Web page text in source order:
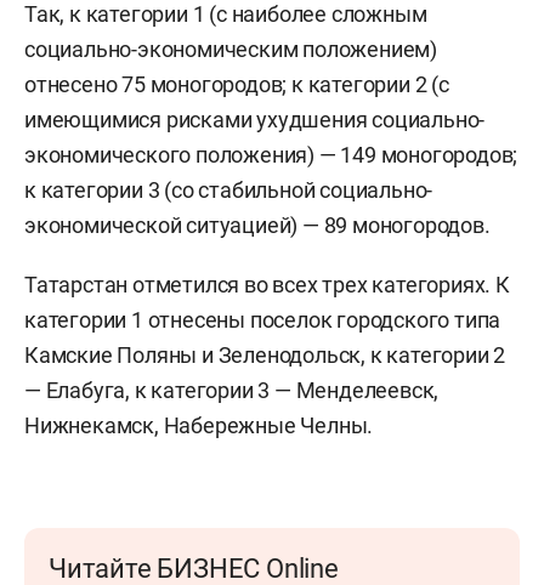
Так, к категории 1 (с наиболее сложным
социально-экономическим положением)
отнесено 75 моногородов; к категории 2 (с
имеющимися рисками ухудшения социально-
экономического положения) — 149 моногородов;
к категории 3 (со стабильной социально-
экономической ситуацией) — 89 моногородов.
Татарстан отметился во всех трех категориях. К
категории 1 отнесены поселок городского типа
Камские Поляны и Зеленодольск, к категории 2
— Елабуга, к категории 3 — Менделеевск,
Нижнекамск, Набережные Челны.
Читайте БИЗНЕС Online